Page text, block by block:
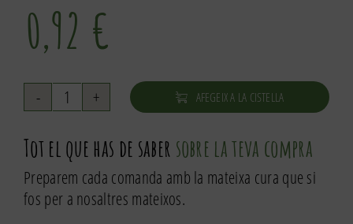
0,92 €
quantitat
Cacauet
torrat
repelat
AFEGEIX A LA CISTELLA
Tot el que has de saber sobre la teva compra
Preparem cada comanda amb la mateixa cura que si
fos per a nosaltres mateixos.